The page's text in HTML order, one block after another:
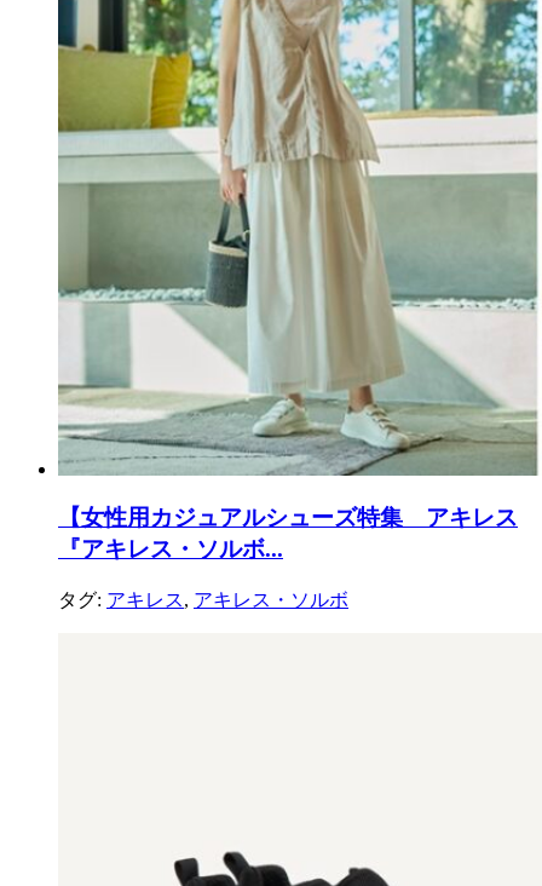
【女性用カジュアルシューズ特集 アキレス
『アキレス・ソルボ...
タグ: アキレス, アキレス・ソルボ